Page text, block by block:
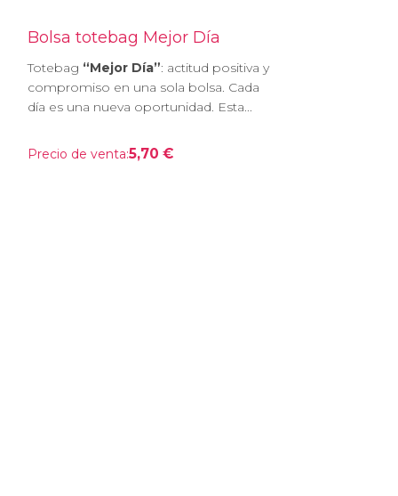
Bolsa totebag Mejor Día
Totebag “Mejor Día”: actitud positiva y
compromiso en una sola bolsa. Cada
día es una nueva oportunidad. Esta...
Precio de venta:5,70 €